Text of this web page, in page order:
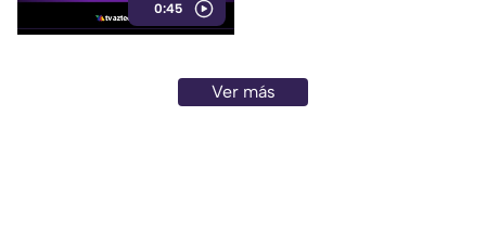
0:45
Ver más